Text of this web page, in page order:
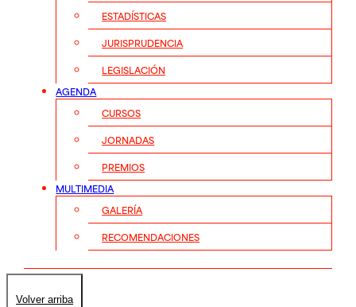
ESTADÍSTICAS
JURISPRUDENCIA
LEGISLACIÓN
AGENDA
CURSOS
JORNADAS
PREMIOS
MULTIMEDIA
GALERÍA
RECOMENDACIONES
Volver arriba